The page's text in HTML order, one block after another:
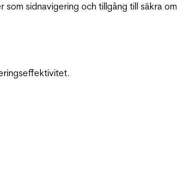
sidnavigering och tillgång till säkra